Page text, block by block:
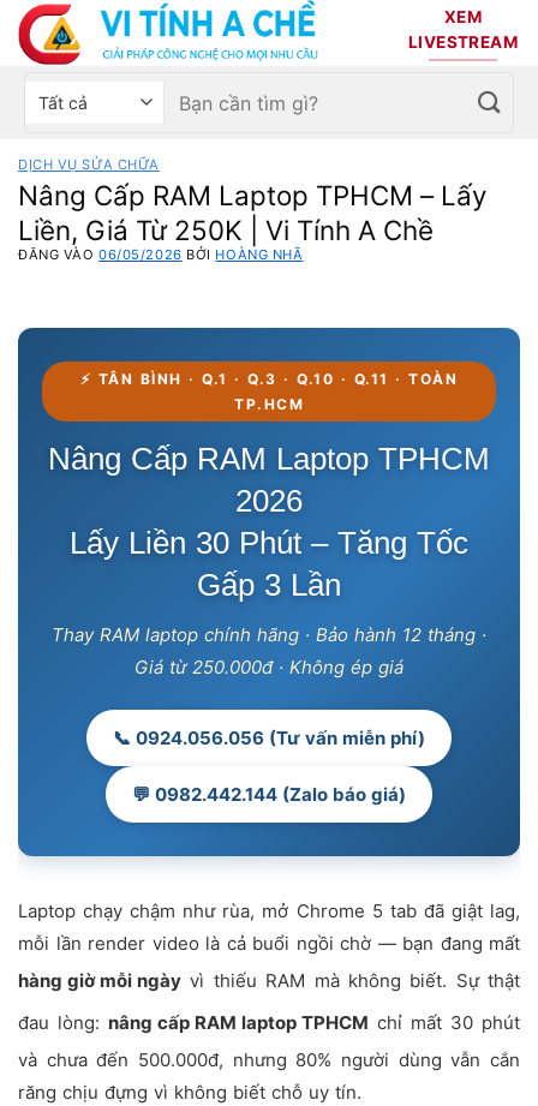
Bỏ
qua
nội
dung
XEM
LIVESTREAM
Chọn
sản
phẩm
Tìm
kiếm:
DỊCH VỤ SỬA CHỮA
Nâng Cấp RAM Laptop TPHCM – Lấy
Liền, Giá Từ 250K | Vi Tính A Chề
ĐĂNG VÀO06/05/2026 BỞI HOÀNG NHÃ
⚡ TÂN BÌNH · Q.1 · Q.3 · Q.10 · Q.11 · TOÀN
TP.HCM
Nâng Cấp RAM Laptop TPHCM
2026
Lấy Liền 30 Phút – Tăng Tốc
Gấp 3 Lần
Thay RAM laptop chính hãng · Bảo hành 12 tháng ·
Giá từ 250.000đ · Không ép giá
📞 0924.056.056 (Tư vấn miễn phí)
💬 0982.442.144 (Zalo báo giá)
Laptop chạy chậm như rùa, mở Chrome 5 tab đã giật lag,
mỗi lần render video là cả buổi ngồi chờ — bạn đang mất
hàng giờ mỗi ngày vì thiếu RAM mà không biết. Sự thật
đau lòng: nâng cấp RAM laptop TPHCM chỉ mất 30 phút
và chưa đến 500.000đ, nhưng 80% người dùng vẫn cắn
răng chịu đựng vì không biết chỗ uy tín.